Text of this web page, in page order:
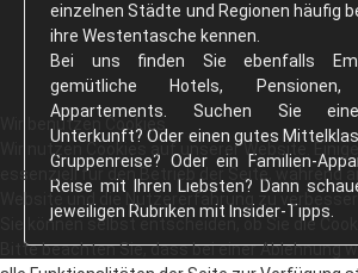
einzelnen Städte und Regionen häufig
ihre Westentasche kennen.
Bei uns finden Sie ebenfalls
gemütliche Hotels,
Appartements. Suchen Sie
Unterkunft? Oder einen gutes
Gruppenreise? Oder ein Familien-
Reise mit Ihren Liebsten? Dann
jeweiligen Rubriken mit Insider-Tipps.
Wir benutzen Cookies
Wir nutzen Cookies auf unserer Website.
essenziell für den Betrieb der Seite, während
Website und die Nutzererfahrung zu
Sie können selbst entscheiden, ob Sie die
Bitte beachten Sie, dass bei einer Ablehnung